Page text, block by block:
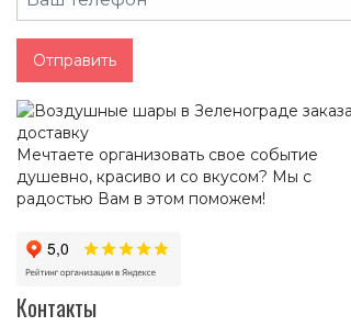
Отправить
Мечтаете организовать свое событие
душевно, красиво и со вкусом? Мы с
радостью Вам в этом поможем!
Контакты